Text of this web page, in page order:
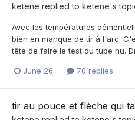
ketene replied to ketene's
Avec les températures
bien en manque de tir à l'arc.
tête de faire le test du tube nu.
June 26 70 replies
tir au pouce et flèche qui